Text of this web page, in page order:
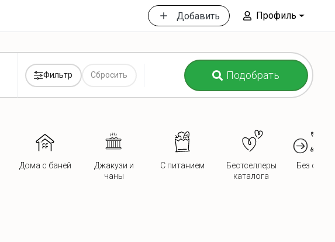
Добавить Профиль
Фильтр Сбросить Подобрать
Дома с баней
Джакузи и
чаны
С питанием
Бестселлеры
каталога
Без